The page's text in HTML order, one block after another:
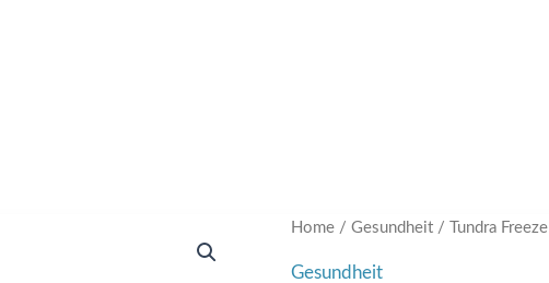
Home/ Gesundheit/ Tundra Freeze
Gesundheit